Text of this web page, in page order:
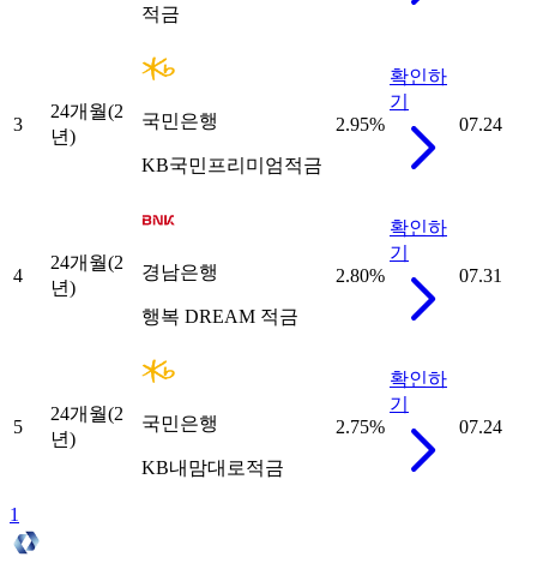
적금
3
24개월(2
년)
국민은행
KB국민프리미엄적금
2.95%
확인하
기
07.24
4
24개월(2
년)
경남은행
행복 DREAM 적금
2.80%
확인하
기
07.31
5
24개월(2
년)
국민은행
KB내맘대로적금
2.75%
확인하
기
07.24
1